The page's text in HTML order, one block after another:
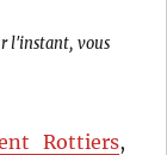
l'instant, vous
Rottiers,